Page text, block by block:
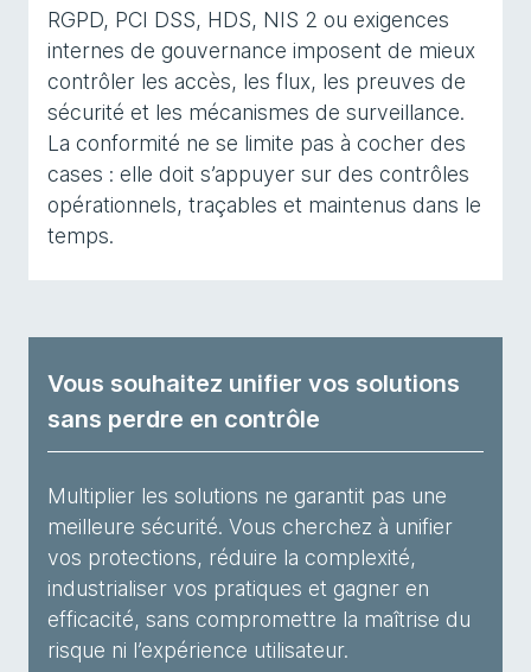
RGPD, PCI DSS, HDS, NIS 2 ou exigences
internes de gouvernance imposent de mieux
contrôler les accès, les flux, les preuves de
sécurité et les mécanismes de surveillance.
La conformité ne se limite pas à cocher des
cases : elle doit s’appuyer sur des contrôles
opérationnels, traçables et maintenus dans le
temps.
Vous souhaitez unifier vos solutions
sans perdre en contrôle
Multiplier les solutions ne garantit pas une
meilleure sécurité. Vous cherchez à unifier
vos protections, réduire la complexité,
industrialiser vos pratiques et gagner en
efficacité, sans compromettre la maîtrise du
risque ni l’expérience utilisateur.